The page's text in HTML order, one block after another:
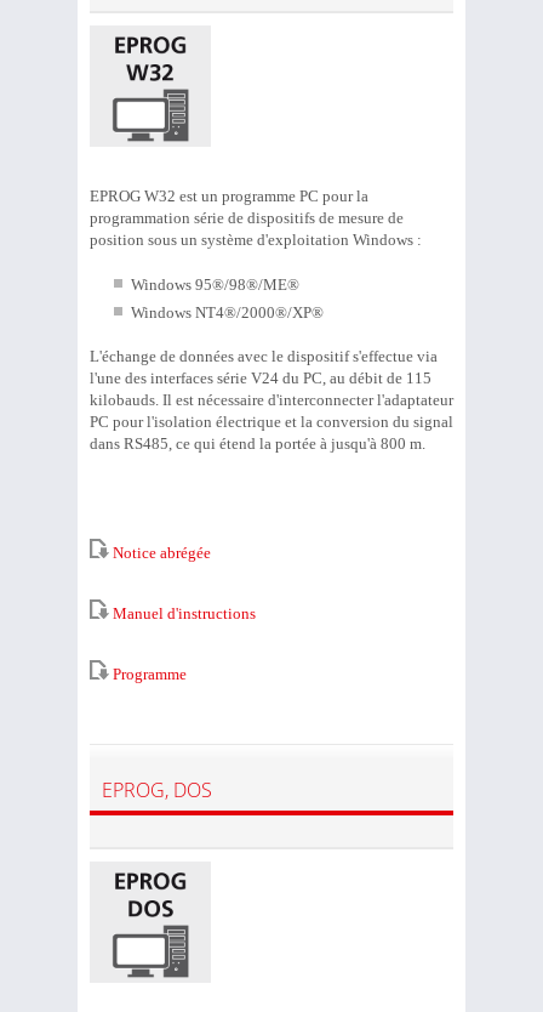
EPROG W32 est un programme PC pour la
programmation série de dispositifs de mesure de
position sous un système d'exploitation Windows :
Windows 95®/98®/ME®
Windows NT4®/2000®/XP®
L'échange de données avec le dispositif s'effectue via
l'une des interfaces série V24 du PC, au débit de 115
kilobauds. Il est nécessaire d'interconnecter l'adaptateur
PC pour l'isolation électrique et la conversion du signal
dans RS485, ce qui étend la portée à jusqu'à 800 m.
Notice abrégée
Manuel d'instructions
Programme
EPROG, DOS